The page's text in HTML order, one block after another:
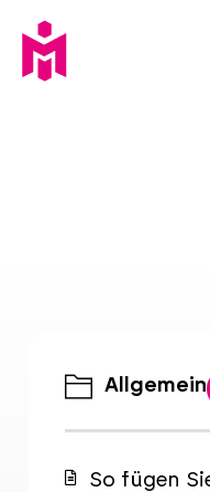
Allgemein
So fügen